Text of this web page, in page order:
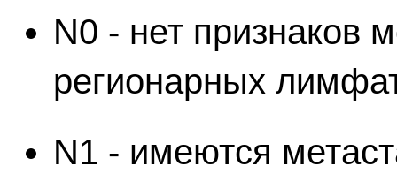
N0 - нет признаков
регионарных
N1 - имеются